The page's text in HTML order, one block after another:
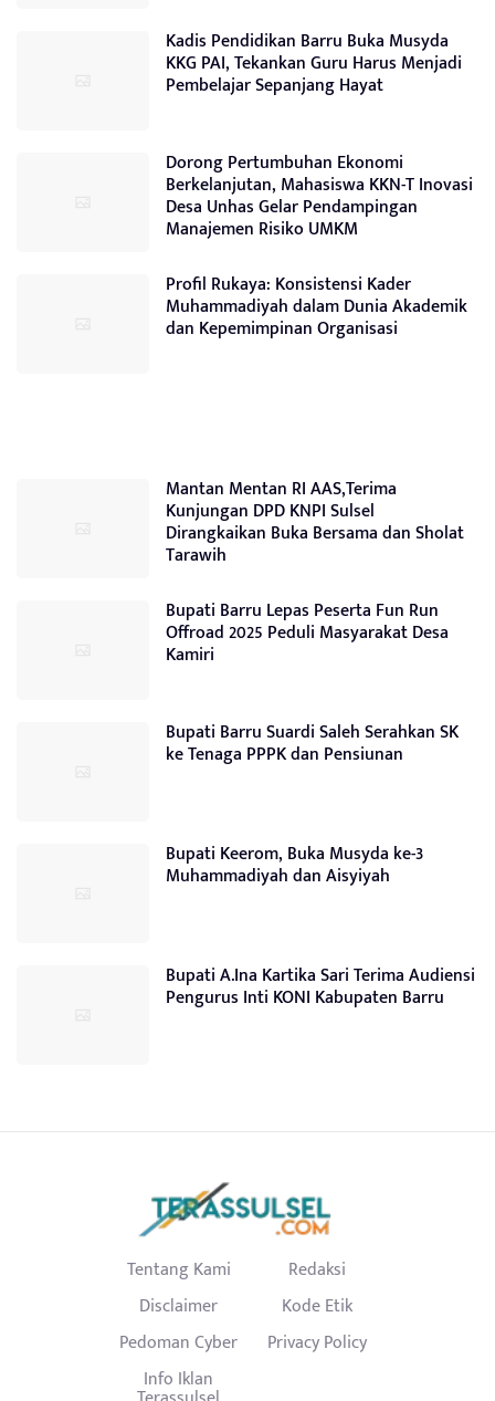
Kadis Pendidikan Barru Buka Musyda
KKG PAI, Tekankan Guru Harus Menjadi
Pembelajar Sepanjang Hayat
Dorong Pertumbuhan Ekonomi
Berkelanjutan, Mahasiswa KKN-T Inovasi
Desa Unhas Gelar Pendampingan
Manajemen Risiko UMKM
Profil Rukaya: Konsistensi Kader
Muhammadiyah dalam Dunia Akademik
dan Kepemimpinan Organisasi
Mantan Mentan RI AAS,Terima
Kunjungan DPD KNPI Sulsel
Dirangkaikan Buka Bersama dan Sholat
Tarawih
Bupati Barru Lepas Peserta Fun Run
Offroad 2025 Peduli Masyarakat Desa
Kamiri
Bupati Barru Suardi Saleh Serahkan SK
ke Tenaga PPPK dan Pensiunan
Bupati Keerom, Buka Musyda ke-3
Muhammadiyah dan Aisyiyah
Bupati A.Ina Kartika Sari Terima Audiensi
Pengurus Inti KONI Kabupaten Barru
Tentang Kami
Redaksi
Disclaimer
Kode Etik
Pedoman Cyber
Privacy Policy
Info Iklan